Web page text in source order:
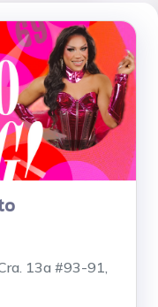
13a #93-91,